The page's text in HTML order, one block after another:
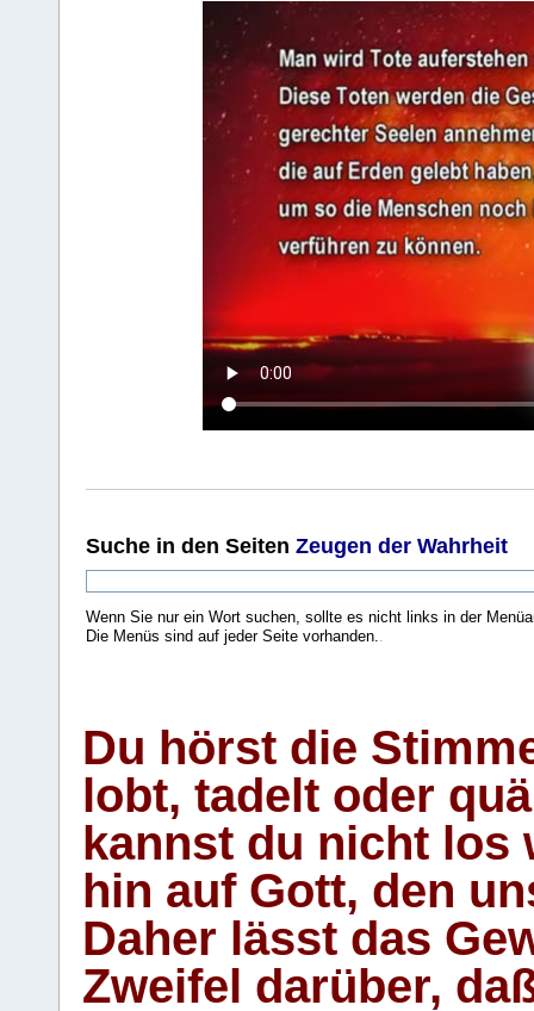
Suche in den Seiten Zeugen der Wahrheit
Wenn Sie nur ein Wort suchen, sollte es nicht links in der
Die Menüs sind auf jeder Seite vorhanden..
Du hörst die
lobt, tadelt oder
kannst du nicht los
hin auf Gott, den
Daher lässt das
Zweifel darüber,